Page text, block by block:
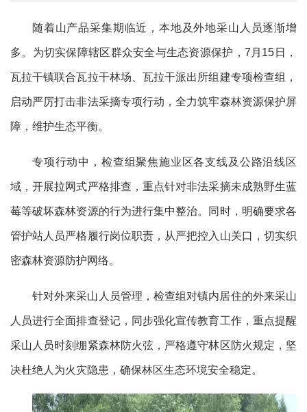
随着山产品采集期临近，本地及外地采山人员逐渐增
多。为切实保障辖区群众安全与生态资源保护，7月15日，
瓦拉干镇联合瓦拉干林场、瓦拉干派出所组建专项检查组，
启动严厉打击非法采摘专项行动，全力筑牢森林资源保护屏
障，维护生态平衡。
专项行动中，检查组聚焦施业区各支线及公路沿线区
域，开展拉网式严格排查，重点针对非法采摘未成熟野生蓝
莓等破坏森林资源的行为进行集中整治。同时，明确要求各
管护站人员严格履行岗位职责，从严把控入山关口，切实织
密森林资源防护网络。
针对外来采山人员管理，检查组对镇内居住的外来采山
人员进行全面排查登记，同步强化宣传教育工作，重点提醒
采山人员时刻绷紧森林防火弦，严格遵守林区防火规定，坚
决杜绝人为火灾隐患，确保林区生态环境安全稳定。